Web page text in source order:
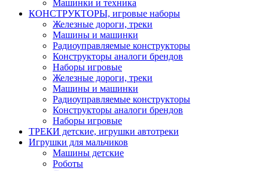
Машинки и техника
КОНСТРУКТОРЫ, игровые наборы
Железные дороги, треки
Машины и машинки
Радиоуправляемые конструкторы
Конструкторы аналоги брендов
Наборы игровые
Железные дороги, треки
Машины и машинки
Радиоуправляемые конструкторы
Конструкторы аналоги брендов
Наборы игровые
ТРЕКИ детские, игрушки автотреки
Игрушки для мальчиков
Машины детские
Роботы